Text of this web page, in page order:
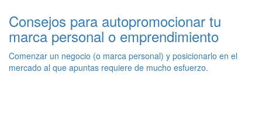
Consejos para autopromocionar tu
marca personal o emprendimiento
Comenzar un negocio (o marca personal) y posicionarlo en el
mercado al que apuntas requiere de mucho esfuerzo.